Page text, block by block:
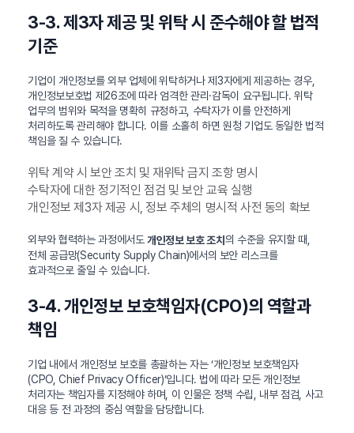
3-3. 제3자 제공 및 위탁 시 준수해야 할 법적
기준
기업이 개인정보를 외부 업체에 위탁하거나 제3자에게 제공하는 경우,
개인정보보호법 제26조에 따라 엄격한 관리·감독이 요구됩니다. 위탁
업무의 범위와 목적을 명확히 규정하고, 수탁자가 이를 안전하게
처리하도록 관리해야 합니다. 이를 소홀히 하면 원청 기업도 동일한 법적
책임을 질 수 있습니다.
위탁 계약 시 보안 조치 및 재위탁 금지 조항 명시
수탁자에 대한 정기적인 점검 및 보안 교육 실행
개인정보 제3자 제공 시, 정보 주체의 명시적 사전 동의 확보
외부와 협력하는 과정에서도개인정보 보호 조치의 수준을 유지할 때,
전체 공급망(Security Supply Chain)에서의 보안 리스크를
효과적으로 줄일 수 있습니다.
3-4. 개인정보 보호책임자(CPO)의 역할과
책임
기업 내에서 개인정보 보호를 총괄하는 자는 ‘개인정보 보호책임자
(CPO, Chief Privacy Officer)’입니다. 법에 따라 모든 개인정보
처리자는 책임자를 지정해야 하며, 이 인물은 정책 수립, 내부 점검, 사고
대응 등 전 과정의 중심 역할을 담당합니다.